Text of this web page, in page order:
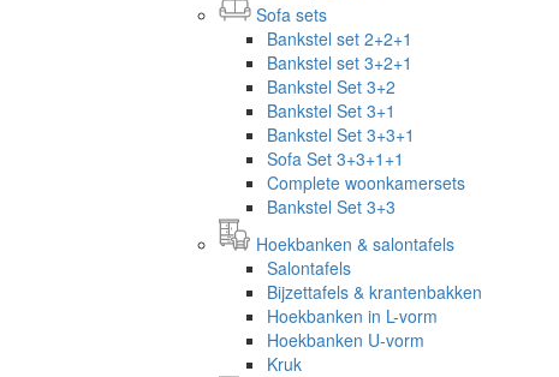
Sofa sets
Bankstel set 2+2+1
Bankstel set 3+2+1
Bankstel Set 3+2
Bankstel Set 3+1
Bankstel Set 3+3+1
Sofa Set 3+3+1+1
Complete woonkamersets
Bankstel Set 3+3
Hoekbanken & salontafels
Salontafels
Bijzettafels & krantenbakken
Hoekbanken in L-vorm
Hoekbanken U-vorm
Kruk